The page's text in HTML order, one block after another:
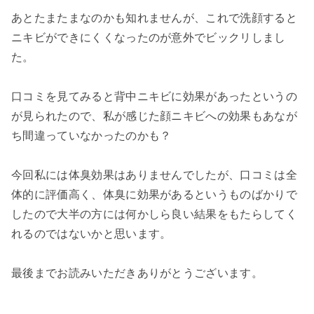
あとたまたまなのかも知れませんが、これで洗顔すると
ニキビができにくくなったのが意外でビックリしまし
た。
口コミを見てみると背中ニキビに効果があったというの
が見られたので、私が感じた顔ニキビへの効果もあなが
ち間違っていなかったのかも？
今回私には体臭効果はありませんでしたが、口コミは全
体的に評価高く、体臭に効果があるというものばかりで
したので大半の方には何かしら良い結果をもたらしてく
れるのではないかと思います。
最後までお読みいただきありがとうございます。